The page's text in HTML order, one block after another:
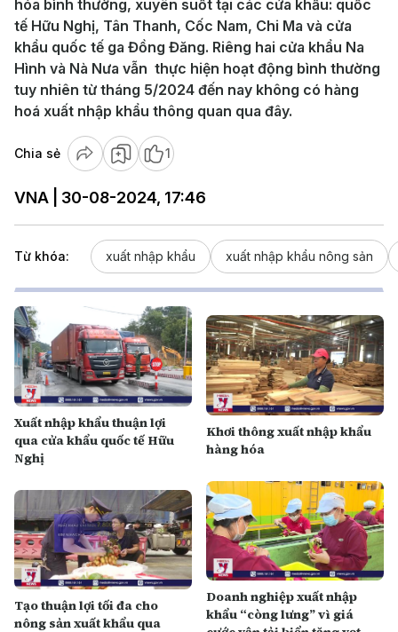
hóa bình thường, xuyên suốt tại các cửa khẩu: quốc
tế Hữu Nghị, Tân Thanh, Cốc Nam, Chi Ma và cửa
khẩu quốc tế ga Đồng Đăng. Riêng hai cửa khẩu Na
Hình và Nà Nưa vẫn thực hiện hoạt động bình thường
tuy nhiên từ tháng 5/2024 đến nay không có hàng
hoá xuất nhập khẩu thông quan qua đây.
Chia sẻ 1
VNA | 30-08-2024, 17:46
Từ khóa: xuất nhập khẩu xuất nhập khẩu nông sản
Xuất nhập khẩu thuận lợi
qua cửa khẩu quốc tế Hữu
Nghị
Khơi thông xuất nhập khẩu
hàng hóa
Tạo thuận lợi tối đa cho
nông sản xuất khẩu qua
Doanh nghiệp xuất nhập
khẩu “còng lưng” vì giá